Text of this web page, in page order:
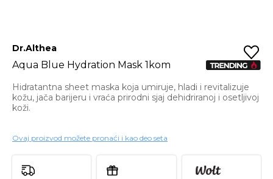
Dr.Althea
Aqua Blue Hydration Mask 1kom
Hidratantna sheet maska koja umiruje, hladi i revitalizuje
kožu, jača barijeru i vraća prirodni sjaj dehidriranoj i osetljivoj
koži.
Ovaj proizvod možete pronaći i kao deo seta